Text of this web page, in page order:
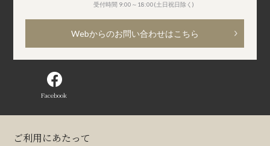
受付時間 9:00～18:00(土日祝日除く)
Webからのお問い合わせはこちら
Facebook
ご利用にあたって